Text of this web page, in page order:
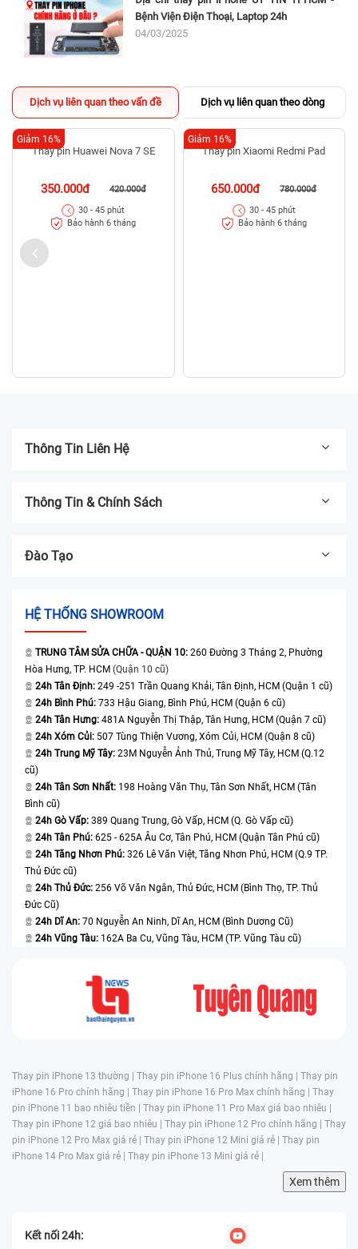
Bệnh Viện Điện Thoại, Laptop 24h
04/03/2025
Dịch vụ liên quan theo vấn đề Dịch vụ liên quan theo dòng
Thay pin Huawei Nova 7 SE
350.000đ 420.000đ
Giảm 16%
30 - 45 phút
Bảo hành 6 tháng
Thay pin Xiaomi Redmi Pad
650.000đ 780.000đ
Giảm 16%
30 - 45 phút
Bảo hành 6 tháng
Thông Tin Liên Hệ
Thông Tin & Chính Sách
Đào Tạo
HỆ THỐNG SHOWROOM
TRUNG TÂM SỬA CHỮA - QUẬN 10: 260 Đường 3 Tháng 2, Phường
Hòa Hưng, TP. HCM (Quận 10 cũ)
24h Tân Định: 249 -251 Trần Quang Khải, Tân Định, HCM (Quận 1 cũ)
24h Bình Phú: 733 Hậu Giang, Bình Phú, HCM (Quận 6 cũ)
24h Tân Hưng: 481A Nguyễn Thị Thập, Tân Hưng, HCM (Quận 7 cũ)
24h Xóm Củi: 507 Tùng Thiện Vương, Xóm Củi, HCM (Quận 8 cũ)
24h Trung Mỹ Tây: 23M Nguyễn Ảnh Thủ, Trung Mỹ Tây, HCM (Q.12
cũ)
24h Tân Sơn Nhất: 198 Hoàng Văn Thụ, Tân Sơn Nhất, HCM (Tân
Bình cũ)
24h Gò Vấp: 389 Quang Trung, Gò Vấp, HCM (Q. Gò Vấp cũ)
24h Tân Phú: 625 - 625A Âu Cơ, Tân Phú, HCM (Quận Tân Phú cũ)
24h Tăng Nhơn Phú: 326 Lê Văn Việt, Tăng Nhơn Phú, HCM (Q.9 TP.
Thủ Đức cũ)
24h Thủ Đức: 256 Võ Văn Ngân, Thủ Đức, HCM (Bình Thọ, TP. Thủ
Đức Cũ)
24h Dĩ An: 70 Nguyễn An Ninh, Dĩ An, HCM (Bình Dương Cũ)
24h Vũng Tàu: 162A Ba Cu, Vũng Tàu, HCM (TP. Vũng Tàu cũ)
Thay pin iPhone 13 thường | Thay pin iPhone 16 Plus chính hãng | Thay pin
iPhone 16 Pro chính hãng | Thay pin iPhone 16 Pro Max chính hãng | Thay
pin iPhone 11 bao nhiêu tiền | Thay pin iPhone 11 Pro Max giá bao nhiêu |
Thay pin iPhone 12 giá bao nhiêu | Thay pin iPhone 12 Pro chính hãng | Thay
pin iPhone 12 Pro Max giá rẻ | Thay pin iPhone 12 Mini giá rẻ | Thay pin
iPhone 14 Pro Max giá rẻ | Thay pin iPhone 13 Mini giá rẻ |
Xem thêm
Kết nối 24h: